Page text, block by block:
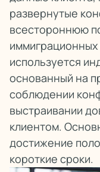
развернутые
всестороннюю
используется
основанный на
соблюдении
выстраивании
клиентом.
достижение
короткие сроки.